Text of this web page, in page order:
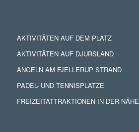
AKTIVITÄTEN AUF DEM PLATZ
AKTIVITÄTEN AUF DJURSLAND
ANGELN AM FJELLERUP STRAND
PADEL- UND TENNISPLATZE
FREIZEITATTRAKTIONEN IN DER NÄHE